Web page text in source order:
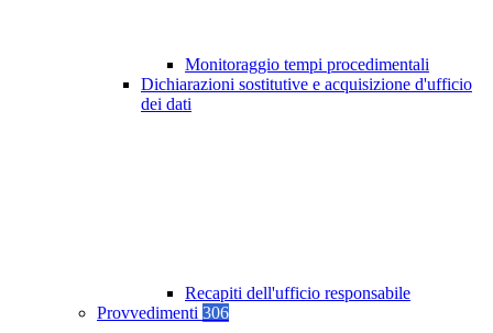
Monitoraggio tempi procedimentali
Dichiarazioni sostitutive e acquisizione d'ufficio
dei dati
Recapiti dell'ufficio responsabile
Provvedimenti 306